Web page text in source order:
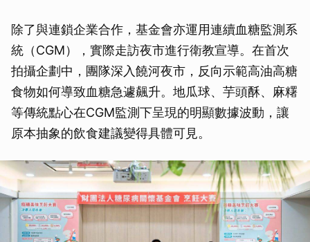
除了與連鎖企業合作，基金會亦運用連續血糖監測系
統（CGM），實際走訪夜市進行衛教宣導。在首次
拍攝企劃中，團隊深入饒河夜市，反向示範高油高糖
食物如何導致血糖急遽飆升。地瓜球、芋頭酥、麻糬
等傳統點心在CGM監測下呈現的明顯數據波動，讓
原本抽象的飲食建議變得具體可見。